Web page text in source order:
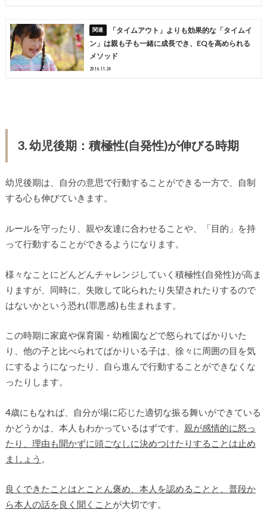
「タイムアウト」よりも効果的な「タイムイ
ン」は親も子も一緒に成長でき、EQを高められる
メソッド
2016.11.24
3. 幼児後期：積極性(自発性)が伸びる時期
幼児後期は、自分の意思で行動することができる一方で、自制
する心も伸びていきます。
ルールを守ったり、親や友達に合わせることや、「目的」を持
って行動することができるようになります。
様々なことにどんどんチャレンジしていく積極性(自発性)が高ま
りますが、同時に、失敗して叱られたり失望されたりするので
はないかという恐れ(罪悪感)も生まれます。
この時期に家庭や保育園・幼稚園などで怒られてばかりいた
り、他の子と比べられてばかりいる子は、徐々に周囲の目を気
にするようになったり、自ら進んで行動することができなくな
ったりします。
4歳にもなれば、自分が場に応じた適切な振る舞いができている
かどうかは、本人もわかっているはずです。 親が感情的に怒っ
たり、理由も聞かずに頭ごなしに決めつけたりすることは止め
ましょう 。
良くできたことはとことん褒め、本人を認めることと、普段か
ら本人の話を良く聞くこと が大切です。